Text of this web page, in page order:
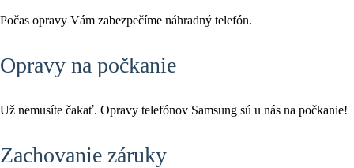
Počas opravy Vám zabezpečíme náhradný telefón.
Opravy na počkanie
Už nemusíte čakať. Opravy telefónov Samsung sú u nás na počkanie!
Zachovanie záruky